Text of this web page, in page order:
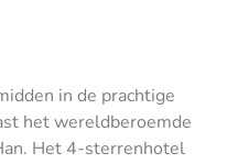
in de prachtige
het wereldberoemde
Het 4-sterrenhotel